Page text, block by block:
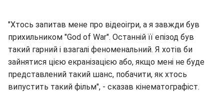
"Хтось запитав мене про відеоігри, а я завжди був
прихильником "God of War". Останній її епізод був
такий гарний і взагалі феноменальний. Я хотів би
зайнятися цією екранізацією або, якщо мені не буде
представлений такий шанс, побачити, як хтось
випустить такий фільм", - сказав кінематографіст.